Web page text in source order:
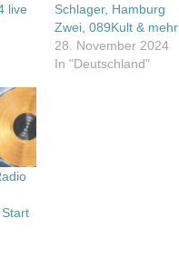
live
Schlager, Hamburg
Zwei, 089Kult & mehr
28. November 2024
In "Deutschland"